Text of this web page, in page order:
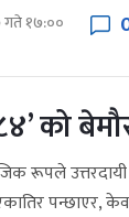
गते १७:००
को
रूपले
पन्छाएर,